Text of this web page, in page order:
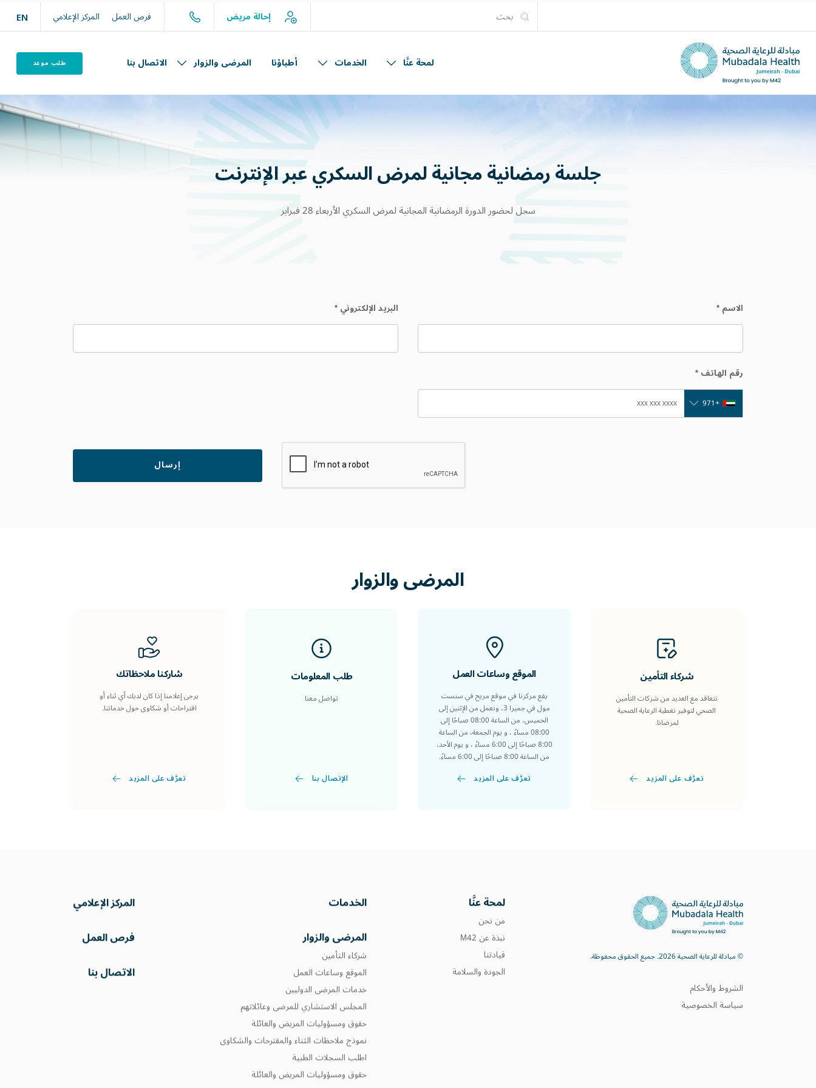
إحالة مريض فرص العمل المركز الإعلامي EN
لمحة عنَّا الخدمات أطباؤنا المرضى والزوار الاتصال بنا طلب موعد
جلسةرمضانيةمجانيةلمرضالسكريعبرالإنترنت
سجل لحضور الدورة الرمضانية المجانية لمرض السكري الأربعاء 28 فبراير
الاسم* البريد الإلكتروني*
رقم الهاتف*
+971
المرضىوالزوار
شركاء التأمين
نتعاقد مع العديد من شركات التأمين
الصحي لتوفير تغطية الرعاية الصحية
لمرضانا.
تعرَّف على المزيد
الموقع وساعات العمل
يقع مركزنا في موقع مريح في سنست
مول في جميرا 3، ونعمل من الإثنين إلى
الخميس، من الساعة 08:00 صباحًا إلى
08:00 مساءً ، و يوم الجمعة، من الساعة
8:00 صباحًا إلى 6:00 مساءً ، و يوم الأحد،
من الساعة 8:00 صباحًا إلى 6:00 مساءً.
تعرَّف على المزيد
طلب المعلومات
تواصل معنا
الإتصال بنا
شاركنا ملاحظاتك
يرجى إعلامنا إذا كان لديك أي ثناء أو
اقتراحات أو شكاوى حول خدماتنا.
تعرَّف على المزيد
© مبادلة للرعاية الصحية 2026. جميع الحقوق محفوظة.
الشروط والأحكام
سياسة الخصوصية
لمحة عنَّا
من نحن
نبذة عن M42
قيادتنا
الجودة والسلامة
الخدمات
المرضى والزوار
شركاء التأمين
الموقع وساعات العمل
خدمات المرضى الدوليين
المجلس الاستشاري للمرضى وعائلاتهم
حقوق ومسؤوليات المريض والعائلة
نموذج ملاحظات الثناء والمقترحات والشكاوى
اطلب السجلات الطبية
حقوق ومسؤوليات المريض والعائلة
المركز الإعلامي
فرص العمل
الاتصال بنا